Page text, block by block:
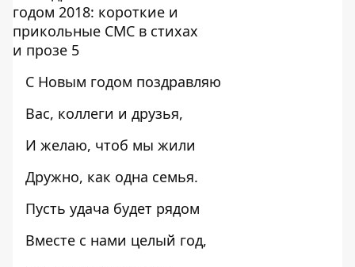
С Новым годом поздравляю
Вас, коллеги и друзья,
И желаю, чтоб мы жили
Дружно, как одна семья.
Пусть удача будет рядом
Вместе с нами целый год,